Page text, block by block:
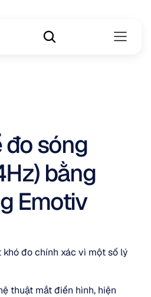
đo sóng
bằng
Emotiv
đo chính xác vì một số lý
thuật mắt điển hình, hiện